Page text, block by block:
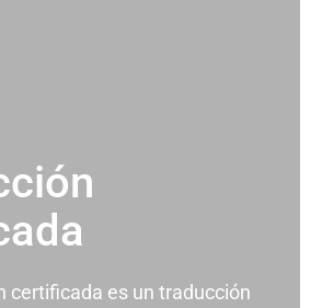
certificada es un traducción